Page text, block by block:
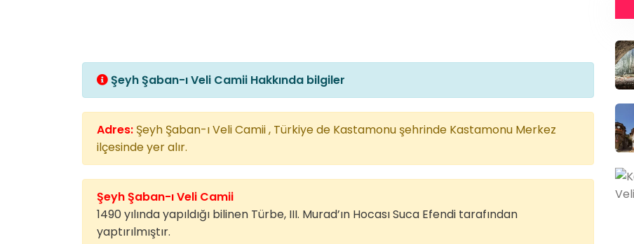
Şeyh Şaban-ı Veli Camii Hakkında bilgiler
Adres: Şeyh Şaban-ı Veli Camii , Türkiye de Kastamonu şehrinde Kastamonu Merkez
ilçesinde yer alır.
Şeyh Şaban-ı Veli Camii
1490 yılında yapıldığı bilinen Türbe, III. Murad’ın Hocası Suca Efendi tarafından
yaptırılmıştır.